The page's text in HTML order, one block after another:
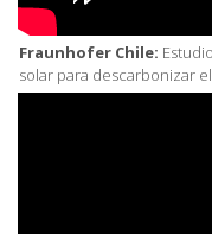
Fraunhofer Chile:
solar para descarbonizar